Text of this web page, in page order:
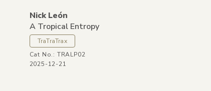
Nick León
A Tropical Entropy
TraTraTrax
Cat No.: TRALP02
2025-12-21